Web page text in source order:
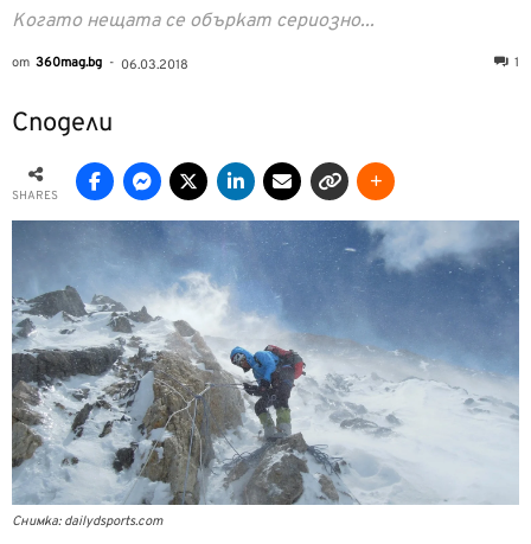
Когато нещата се объркат сериозно...
от 360mag.bg - 06.03.2018 1
Сподели
SHARES
Снимка: dailydsports.com